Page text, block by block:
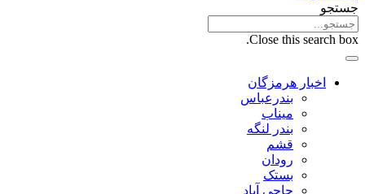
جستجو
Close this search box.
اخبار هرمزگان
بندرعباس
میناب
بندر لنگه
قشم
رودان
بستک
حاجی آباد